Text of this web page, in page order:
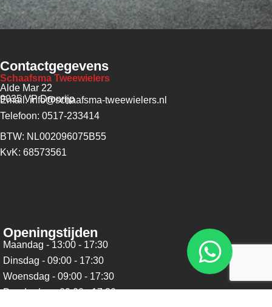
Contactgegevens
Schaafsma Tweewielers
Alde Mar 22
9035 VP Dronrijp
Email: info@schaafsma-tweewielers.nl
Telefoon: 0517-233414
BTW: NL002096075B55
KvK: 68573561
Openingstijden
Maandag - 13:00 - 17:30
Dinsdag - 09:00 - 17:30
Woensdag - 09:00 - 17:30
Donderdag - 09:00 - 17:30